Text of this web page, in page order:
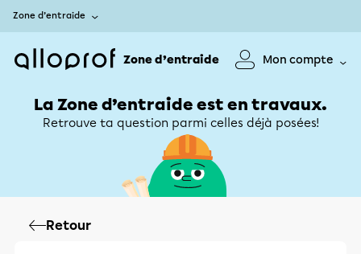
Zone d’entraide
Zone d’entraide Mon compte
La Zone d’entraide est en travaux.
Retrouve ta question parmi celles déjà posées!
Retour